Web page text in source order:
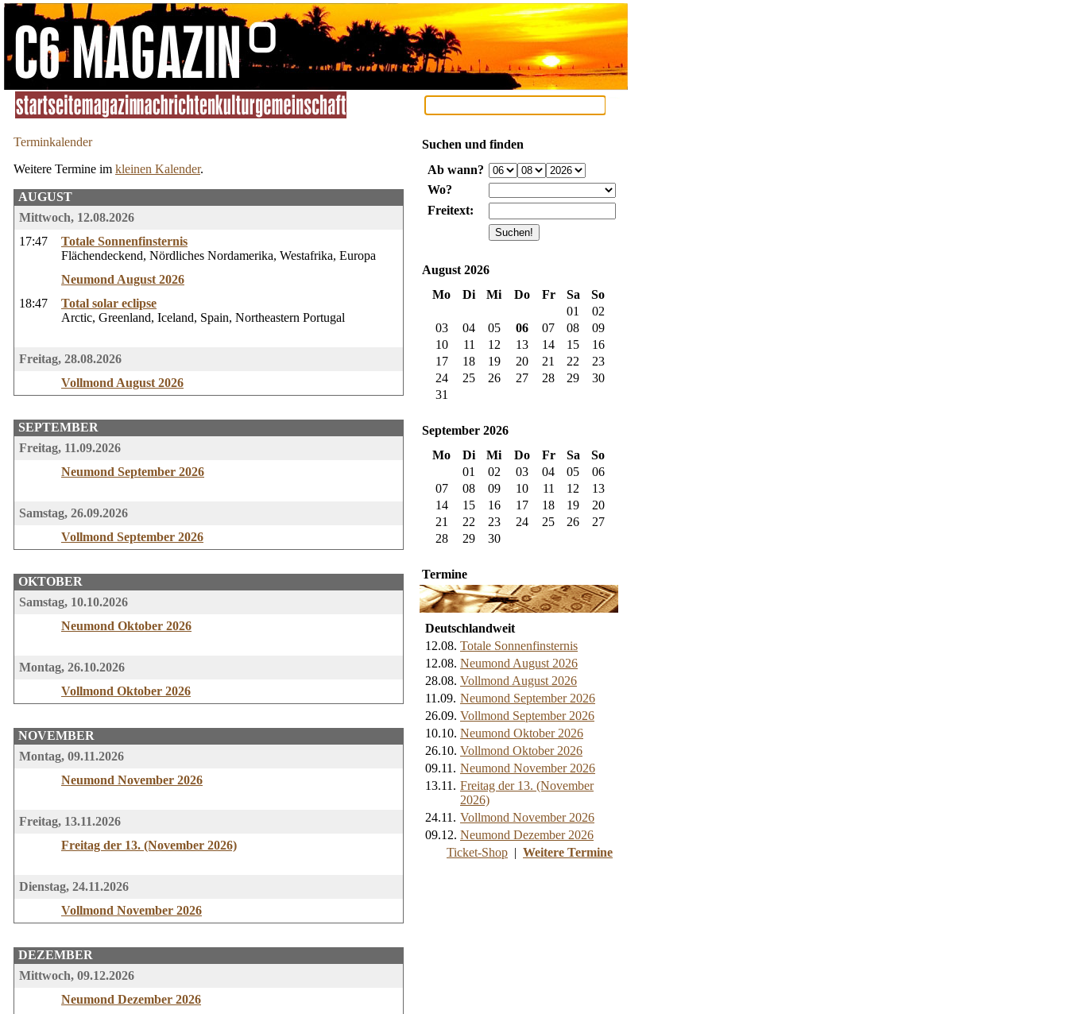
Terminkalender
Weitere Termine im kleinen Kalender.
AUGUST
Mittwoch, 12.08.2026
17:47
Totale Sonnenfinsternis
Flächendeckend, Nördliches Nordamerika, Westafrika, Europa
Neumond August 2026
18:47
Total solar eclipse
Arctic, Greenland, Iceland, Spain, Northeastern Portugal
Freitag, 28.08.2026
Vollmond August 2026
SEPTEMBER
Freitag, 11.09.2026
Neumond September 2026
Samstag, 26.09.2026
Vollmond September 2026
OKTOBER
Samstag, 10.10.2026
Neumond Oktober 2026
Montag, 26.10.2026
Vollmond Oktober 2026
NOVEMBER
Montag, 09.11.2026
Neumond November 2026
Freitag, 13.11.2026
Freitag der 13. (November 2026)
Dienstag, 24.11.2026
Vollmond November 2026
DEZEMBER
Mittwoch, 09.12.2026
Neumond Dezember 2026
Suchen und finden
Ab wann?
Wo?
Freitext:
August 2026
Mo
Di Mi Do Fr Sa
So
01
02
03
04 05 06 07 08
09
10
11 12 13 14 15
16
17
18 19 20 21 22
23
24
25 26 27 28 29
30
31
September 2026
Mo
Di Mi Do Fr Sa
So
01
02 03 04 05
06
07
08 09 10 11 12
13
14
15 16 17 18 19
20
21
22 23 24 25 26
27
28
29 30
Termine
Deutschlandweit
12.08. Totale Sonnenfinsternis
12.08. Neumond August 2026
28.08. Vollmond August 2026
11.09. Neumond September 2026
26.09. Vollmond September 2026
10.10. Neumond Oktober 2026
26.10. Vollmond Oktober 2026
09.11. Neumond November 2026
13.11. Freitag der 13. (November
2026)
24.11. Vollmond November 2026
09.12. Neumond Dezember 2026
Ticket-Shop | Weitere Termine